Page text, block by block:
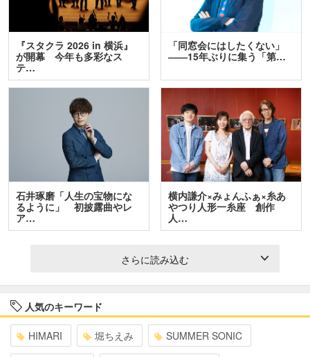
『スタクラ 2026 in 横浜』
が開幕 今年も多彩なス
テ…
「同窓会にはしたくない」
――15年ぶりに集う「第…
石井琢磨「人生の宝物にな
るように」 初披露曲やレ
ア…
横内謙介×みょんふぁ×糸あ
やつり人形一糸座 創作
人…
さらに読み込む
人気のキーワード
HIMARI 堀ちえみ SUMMER SONIC